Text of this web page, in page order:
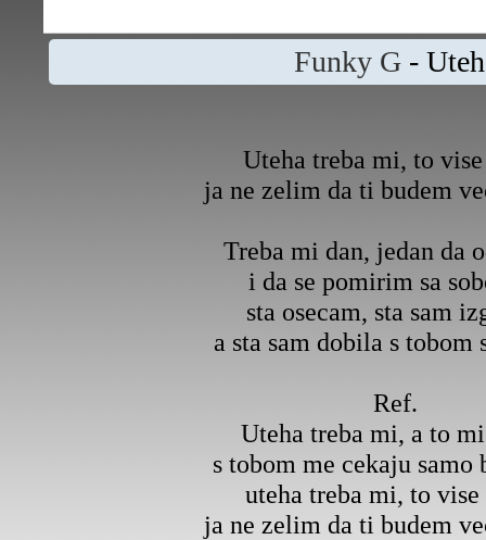
Funky G-
Uteha treba mi, to
ja ne zelim da ti budem
Treba mi dan, jedan da
i da se pomirim sa
sta osecam, sta sam
a sta sam dobila s tobom
Ref.
Uteha treba mi, a to
s tobom me cekaju samo
uteha treba mi, to
ja ne zelim da ti budem